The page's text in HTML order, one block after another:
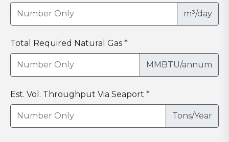
m³/day
Total Required Natural Gas *
MMBTU/annum
Est. Vol. Throughput Via Seaport *
Tons/Year